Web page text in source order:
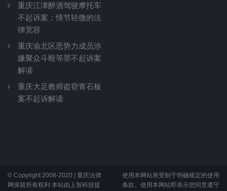
重庆江津醉酒驾驶摩托车
不起诉案：情节轻微的法
律宽容
重庆渝北区恶势力成员涉
嫌聚众斗殴等罪不起诉案
解读
重庆大足教师盗窃青石板
案不起诉解读
© Copyright 2008-2020 | 重庆法律
网保留所有权利 本站由上智科技提
使用本网站将受制于明确规定的使用
条款。使用本网站即表示您同意遵守